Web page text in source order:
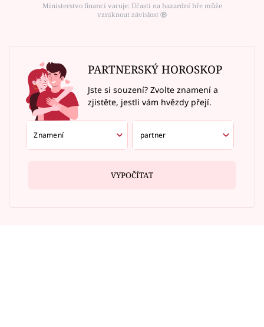
Ministerstvo financí varuje: Účastí na hazardní hře může
vzniknout závislost ⑱
PARTNERSKÝ HOROSKOP
Jste si souzení? Zvolte znamení a
zjistěte, jestli vám hvězdy přejí.
VYPOČÍTAT